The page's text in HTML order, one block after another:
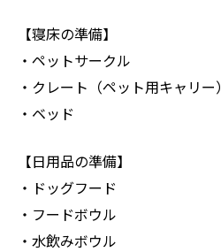
【寝床の準備】
・ペットサークル
・クレート（ペット用キャリー）
・ベッド
【日用品の準備】
・ドッグフード
・フードボウル
・水飲みボウル